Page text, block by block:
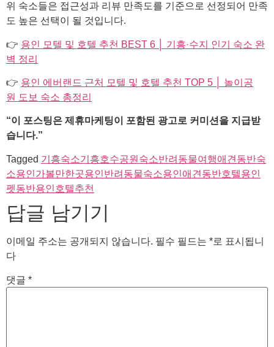
위 숙소들은 접근성과 리뷰 만족도를 기준으로 선정되어 만족
도 높은 선택이 될 것입니다.
👉 용인 모텔 및 호텔 추천 BEST 6 │ 기흥·수지 인기 숙소 완
벽 정리
👉 용인 에버랜드 근처 모텔 및 호텔 추천 TOP 5 │ 놀이공
원 도보 숙소 총정리
“이 포스팅은 제휴마케팅이 포함된 광고로 커미션을 지급받
습니다.”
Tagged 기흥숙소기흥호수공원숙소반려동물여행애견동반숙
소용인가볼만한곳용인반려동물숙소용인애견동반호텔용인
펫동반용인호텔추천
답글 남기기
이메일 주소는 공개되지 않습니다. 필수 필드는 *로 표시됩니
다
댓글 *